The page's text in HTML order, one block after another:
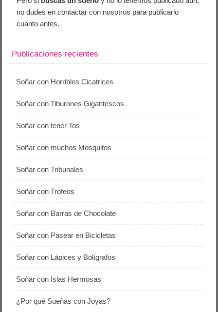
no dudes en contactar con nosotros para publicarlo
cuanto antes.
Publicaciones recientes
Soñar con Horribles Cicatrices
Soñar con Tiburones Gigantescos
Soñar con tener Tos
Soñar con muchos Mosquitos
Soñar con Tribunales
Soñar con Trofeos
Soñar con Barras de Chocolate
Soñar con Pasear en Bicicletas
Soñar con Lápices y Bolígrafos
Soñar con Islas Hermosas
¿Por qué Sueñas con Joyas?